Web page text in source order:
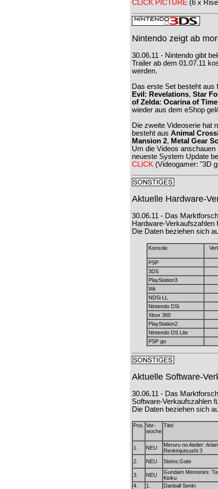
CLICK PICTURE (6 x
Nintendo zeigt ab
30.06.11 - Nintendo gibt
Trailer ab dem 01.07.11
werden.
Das erste Set besteht
Evil: Revelations, Star
of Zelda: Ocarina of
wieder aus dem eShop
Die zweite Videoserie hat
besteht aus Animal
Mansion 2, Metal Gear
Um die Videos
neueste System Update
CLICK (Videogamer: "3D
Aktuelle Hardware-
30.06.11 - Das
Hardware-
Die Daten beziehen sich
Konsole
PSP
3DS
PlayStation3
Wii
NDSi LL
Nintendo DSi
Xbox 360
PlayStation2
Nintendo DS Lite
PSP go
Aktuelle Software-
30.06.11 - Das
Software-Verkaufszahlen
Die Daten beziehen sich
Pos.
Vor-
woche
Titel
1. NEU
Meruru no Atelier:
Renkinjutsushi 3
2.
NEU Steins;Gate
3. NEU
Gundam Memories:
Kioku
4.
1.
Danball Senki